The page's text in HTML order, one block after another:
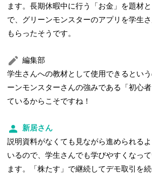
ます。長期休暇中に行う「お金」を題材
で、グリーンモンスターのアプリを学生
もらったそうです。
編集部
学生さんへの教材として使用できるとい
ーンモンスターさんの強みである「初心
ているからこそですね！
新居さん
説明資料がなくても見ながら進められる
いるので、学生さんでも学びやすくなっ
ます。「株たす」で継続してデモ取引を